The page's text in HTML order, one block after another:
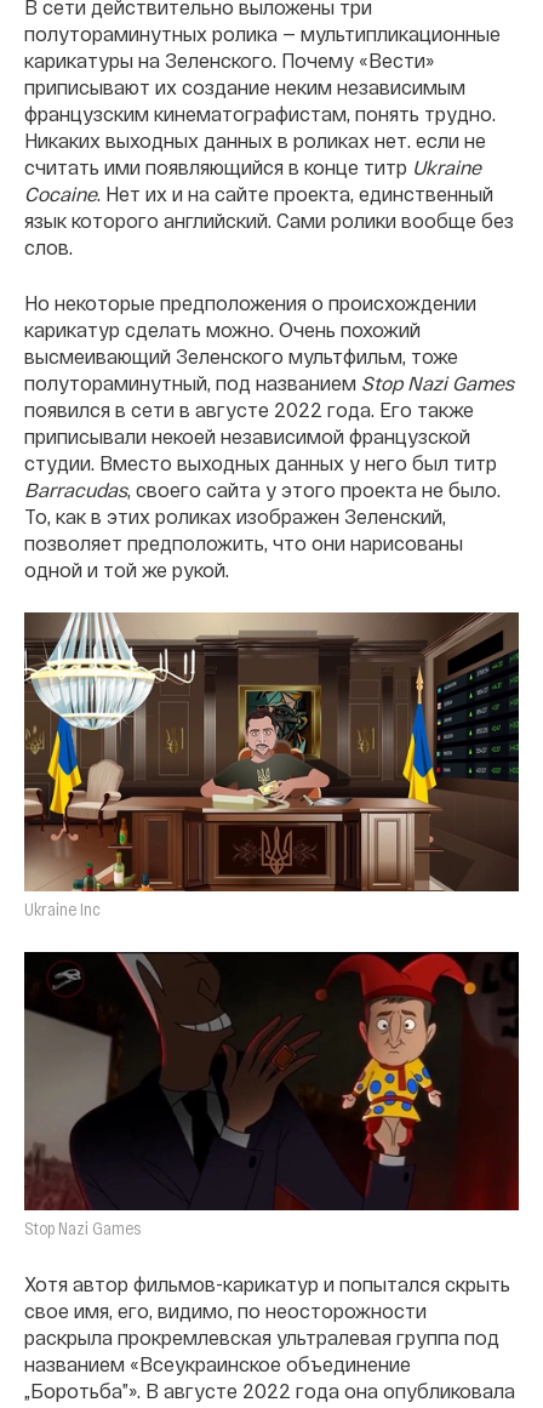
В сети действительно выложены три
полутораминутных ролика — мультипликационные
карикатуры на Зеленского. Почему «Вести»
приписывают их создание неким независимым
французским кинематографистам, понять трудно.
Никаких выходных данных в роликах нет. если не
считать ими появляющийся в конце титр Ukraine
Cocaine. Нет их и на сайте проекта, единственный
язык которого английский. Сами ролики вообще без
слов.
Но некоторые предположения о происхождении
карикатур сделать можно. Очень похожий
высмеивающий Зеленского мультфильм, тоже
полутораминутный, под названием Stop Nazi Games
появился в сети в августе 2022 года. Его также
приписывали некоей независимой французской
студии. Вместо выходных данных у него был титр
Barracudas, своего сайта у этого проекта не было.
То, как в этих роликах изображен Зеленский,
позволяет предположить, что они нарисованы
одной и той же рукой.
Ukraine Inc
Stop Nazi Games
Хотя автор фильмов-карикатур и попытался скрыть
свое имя, его, видимо, по неосторожности
раскрыла прокремлевская ультралевая группа под
названием «Всеукраинское объединение
„Боротьба”». В августе 2022 года она опубликовала